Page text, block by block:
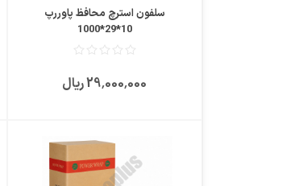
سلفون استرچ محافظ پاوررپ
10*29*1000
29٬000٬000 ریال
مقایسه
علاقمندی